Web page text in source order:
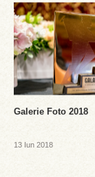
Galerie Foto 2018
13 Iun 2018